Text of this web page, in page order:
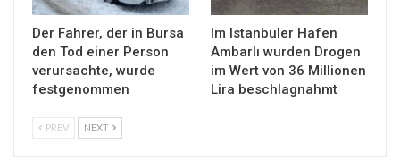
Der Fahrer, der in Bursa
den Tod einer Person
verursachte, wurde
festgenommen
Im Istanbuler Hafen
Ambarlı wurden Drogen
im Wert von 36 Millionen
Lira beschlagnahmt
PREV NEXT